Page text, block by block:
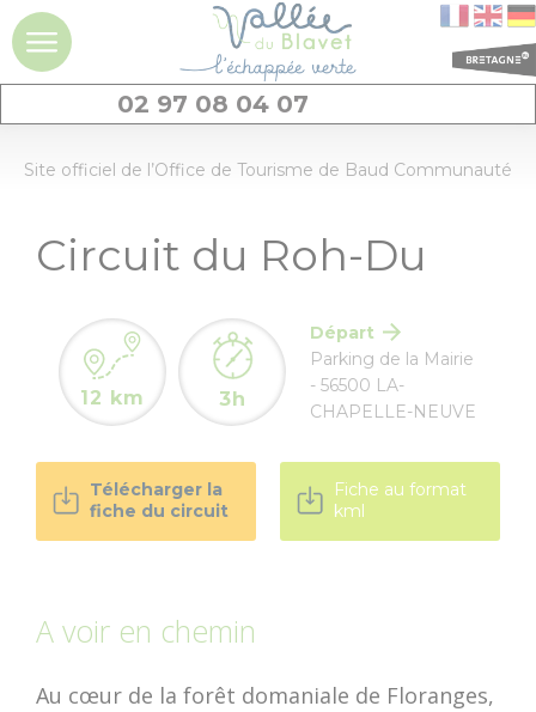
Découvrir
Blavet
expériences à la
journée
Les
Géants de pierres
02 97 08 04 07
Site officiel de l’Office de Tourisme de Baud Communauté
Circuit du Roh-Du
12 km 3h
Départ
Parking de la Mairie
- 56500 LA-
CHAPELLE-NEUVE
Télécharger la
fiche du circuit
Fiche au format
kml
A voir en chemin
Au cœur de la forêt domaniale de Floranges,